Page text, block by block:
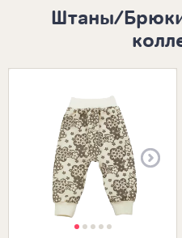
Штаны/